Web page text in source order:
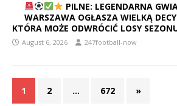
PILNE: LEGENDARNA
WARSZAWA OGŁASZA WIELKĄ
KTÓRA MOŻE ODWRÓCIĆ LOSY
August 6, 2026 247football-now
1 2 … 672 »